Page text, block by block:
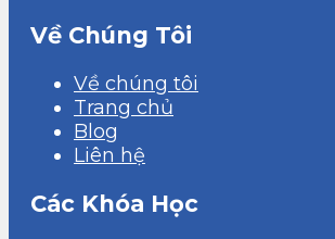
Về Chúng Tôi
Về chúng tôi
Trang chủ
Blog
Liên hệ
Các Khóa Học